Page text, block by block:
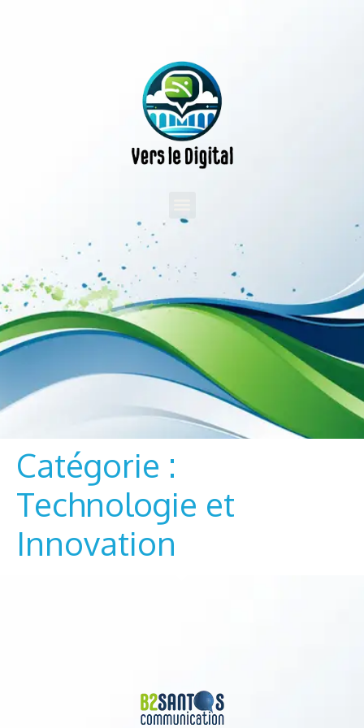
Catégorie :
Technologie et
Innovation